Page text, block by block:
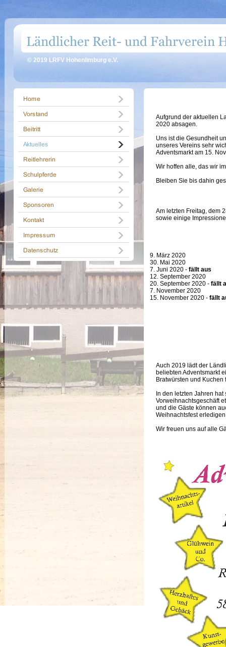
© 2019 LRFV Hohenlimburg e.V.
Aufgrund der aktuellen
2020 absagen.
Uns ist die Gesundheit
unseres Vereins sehr
Adventsmarkt am 15.
Wir hoffen alle, das wir
Bleiben Sie bis dahin
Am letzten Freitag, dem
sowie einige
9. März 2020
30. Mai 2020
7. Juni 2020 - fällt aus
12. September 2020
20. September 2020 - fällt
7. November 2020
15. November 2020 - fällt
Auch 2019 lädt der
beliebten Adventsmarkt
Bratwürsten und
In den letzten Jahren
Vorweihnachtsgeschäft
und die Gäste können
Weihnachtsfest
Wir freuen uns auf alle